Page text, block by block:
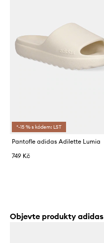
*-15 % s kódem: LST
Pantofle adidas Adilette Lumia
749 Kč
Objevte produkty adidas